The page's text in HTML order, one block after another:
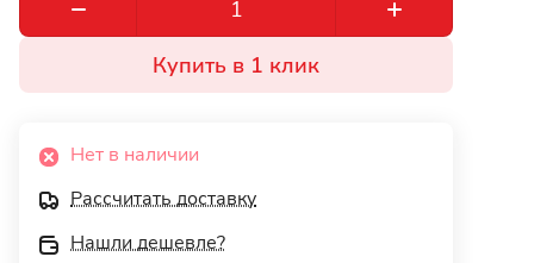
Купить в 1 клик
Нет в наличии
Рассчитать доставку
Нашли дешевле?